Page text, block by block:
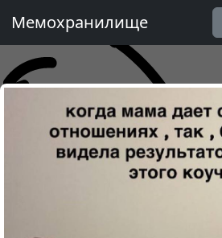
Мемохранилище